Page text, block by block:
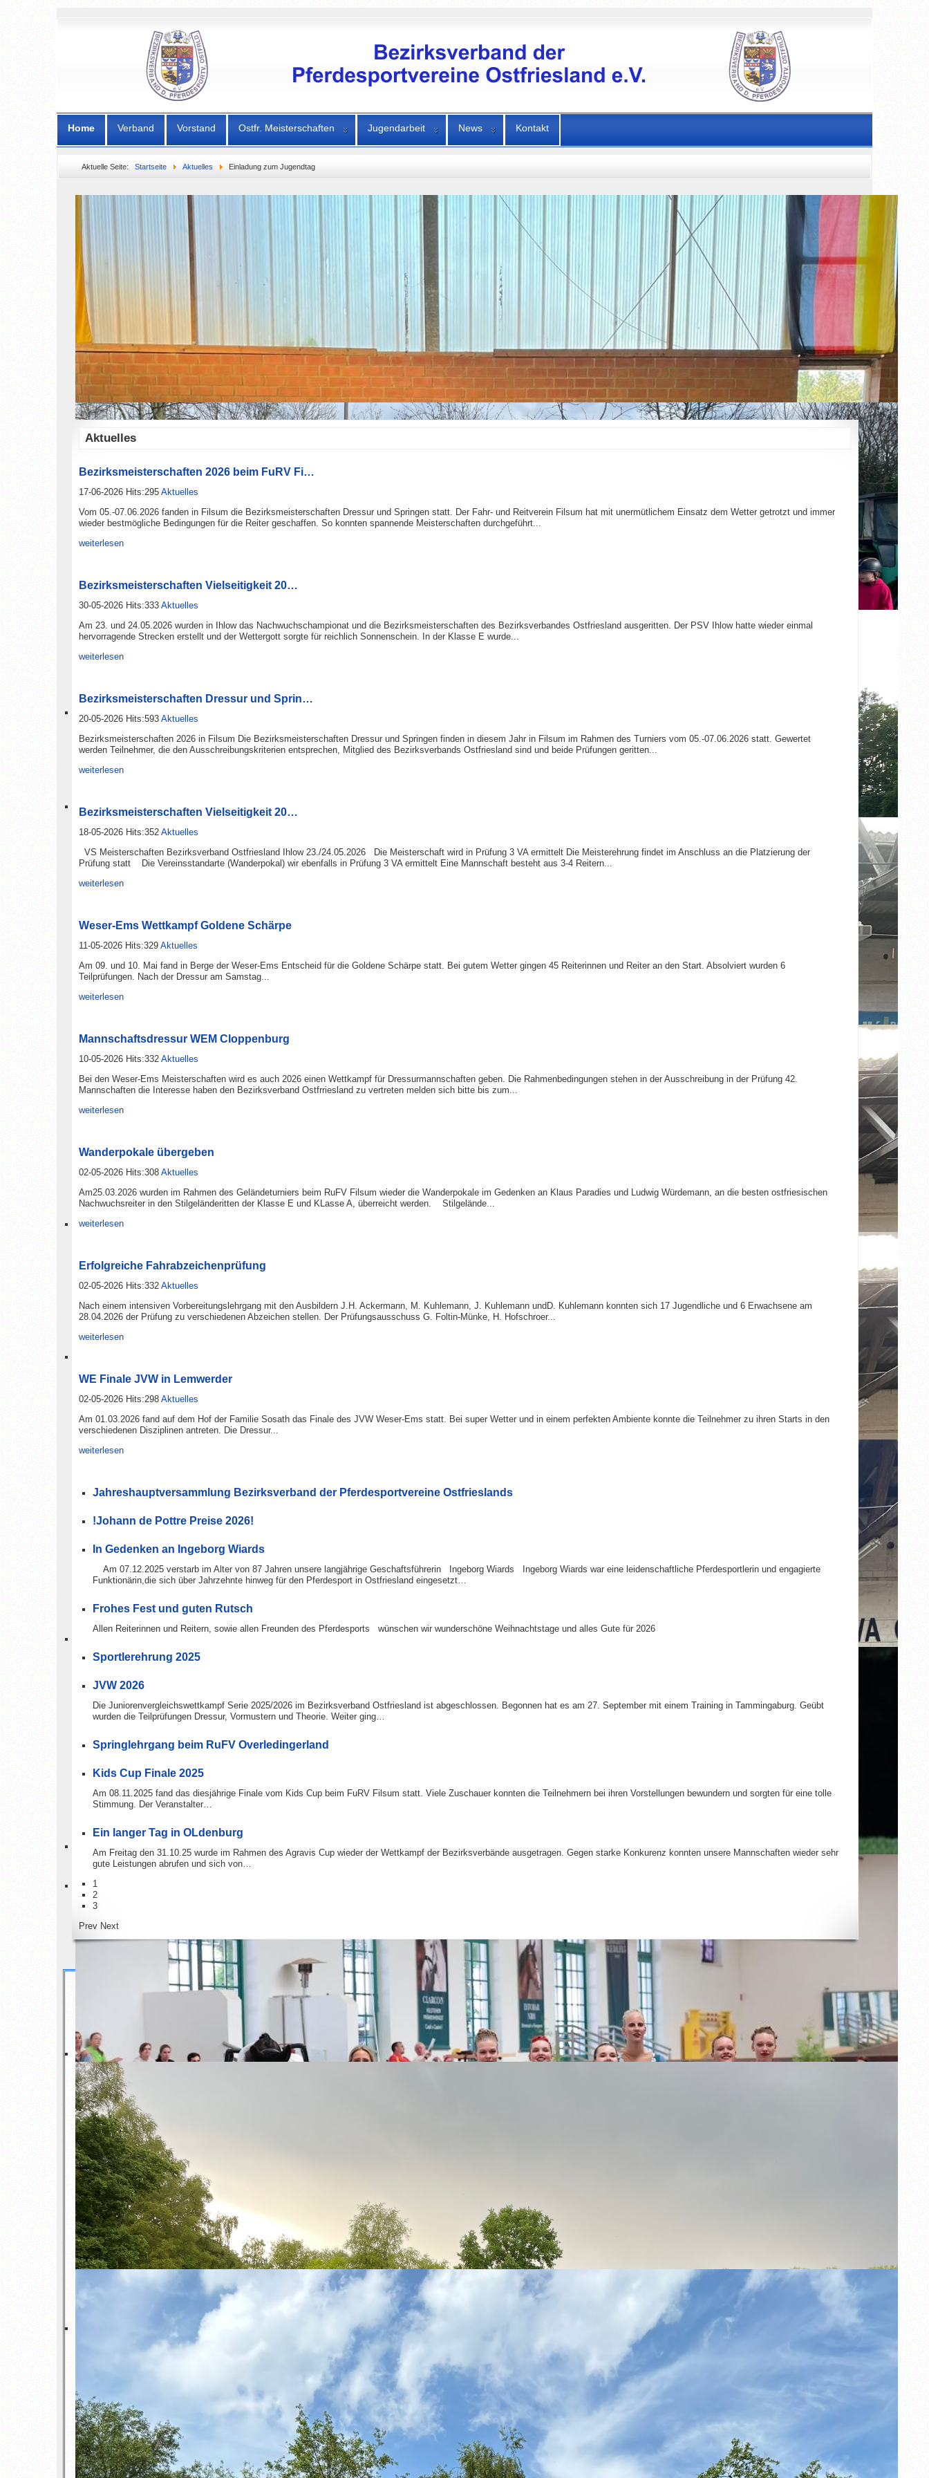
Home Verband Vorstand Ostfr. Meisterschaften Jugendarbeit News Kontakt
Aktuelle Seite:Startseite Aktuelles Einladung zum Jugendtag
Aktuelles
Bezirksmeisterschaften 2026 beim FuRV Fi…
17-06-2026 Hits:295 Aktuelles
Vom 05.-07.06.2026 fanden in Filsum die Bezirksmeisterschaften Dressur und Springen statt. Der Fahr- und Reitverein Filsum hat mit unermütlichem Einsatz dem Wetter getrotzt und immer
wieder bestmögliche Bedingungen für die Reiter geschaffen. So konnten spannende Meisterschaften durchgeführt...
weiterlesen
Bezirksmeisterschaften Vielseitigkeit 20…
30-05-2026 Hits:333 Aktuelles
Am 23. und 24.05.2026 wurden in Ihlow das Nachwuchschampionat und die Bezirksmeisterschaften des Bezirksverbandes Ostfriesland ausgeritten. Der PSV Ihlow hatte wieder einmal
hervorragende Strecken erstellt und der Wettergott sorgte für reichlich Sonnenschein. In der Klasse E wurde...
weiterlesen
Bezirksmeisterschaften Dressur und Sprin…
20-05-2026 Hits:593 Aktuelles
Bezirksmeisterschaften 2026 in Filsum Die Bezirksmeisterschaften Dressur und Springen finden in diesem Jahr in Filsum im Rahmen des Turniers vom 05.-07.06.2026 statt. Gewertet
werden Teilnehmer, die den Ausschreibungskriterien entsprechen, Mitglied des Bezirksverbands Ostfriesland sind und beide Prüfungen geritten...
weiterlesen
Bezirksmeisterschaften Vielseitigkeit 20…
18-05-2026 Hits:352 Aktuelles
VS Meisterschaften Bezirksverband Ostfriesland Ihlow 23./24.05.2026 Die Meisterschaft wird in Prüfung 3 VA ermittelt Die Meisterehrung findet im Anschluss an die Platzierung der
Prüfung statt Die Vereinsstandarte (Wanderpokal) wir ebenfalls in Prüfung 3 VA ermittelt Eine Mannschaft besteht aus 3-4 Reitern...
weiterlesen
Weser-Ems Wettkampf Goldene Schärpe
11-05-2026 Hits:329 Aktuelles
Am 09. und 10. Mai fand in Berge der Weser-Ems Entscheid für die Goldene Schärpe statt. Bei gutem Wetter gingen 45 Reiterinnen und Reiter an den Start. Absolviert wurden 6
Teilprüfungen. Nach der Dressur am Samstag...
weiterlesen
Mannschaftsdressur WEM Cloppenburg
10-05-2026 Hits:332 Aktuelles
Bei den Weser-Ems Meisterschaften wird es auch 2026 einen Wettkampf für Dressurmannschaften geben. Die Rahmenbedingungen stehen in der Ausschreibung in der Prüfung 42.
Mannschaften die Interesse haben den Bezirksverband Ostfrriesland zu vertreten melden sich bitte bis zum...
weiterlesen
Wanderpokale übergeben
02-05-2026 Hits:308 Aktuelles
Am25.03.2026 wurden im Rahmen des Geländeturniers beim RuFV Filsum wieder die Wanderpokale im Gedenken an Klaus Paradies und Ludwig Würdemann, an die besten ostfriesischen
Nachwuchsreiter in den Stilgeländeritten der Klasse E und KLasse A, überreicht werden. Stilgelände...
weiterlesen
Erfolgreiche Fahrabzeichenprüfung
02-05-2026 Hits:332 Aktuelles
Nach einem intensiven Vorbereitungslehrgang mit den Ausbildern J.H. Ackermann, M. Kuhlemann, J. Kuhlemann undD. Kuhlemann konnten sich 17 Jugendliche und 6 Erwachsene am
28.04.2026 der Prüfung zu verschiedenen Abzeichen stellen. Der Prüfungsausschuss G. Foltin-Münke, H. Hofschroer...
weiterlesen
WE Finale JVW in Lemwerder
02-05-2026 Hits:298 Aktuelles
Am 01.03.2026 fand auf dem Hof der Familie Sosath das Finale des JVW Weser-Ems statt. Bei super Wetter und in einem perfekten Ambiente konnte die Teilnehmer zu ihren Starts in den
verschiedenen Disziplinen antreten. Die Dressur...
weiterlesen
Jahreshauptversammlung Bezirksverband der Pferdesportvereine Ostfrieslands
!Johann de Pottre Preise 2026!
In Gedenken an Ingeborg Wiards
Am 07.12.2025 verstarb im Alter von 87 Jahren unsere langjährige Geschaftsführerin Ingeborg Wiards Ingeborg Wiards war eine leidenschaftliche Pferdesportlerin und engagierte
Funktionärin,die sich über Jahrzehnte hinweg für den Pferdesport in Ostfriesland eingesetzt…
Frohes Fest und guten Rutsch
Allen Reiterinnen und Reitern, sowie allen Freunden des Pferdesports wünschen wir wunderschöne Weihnachtstage und alles Gute für 2026
Sportlerehrung 2025
JVW 2026
Die Juniorenvergleichswettkampf Serie 2025/2026 im Bezirksverband Ostfriesland ist abgeschlossen. Begonnen hat es am 27. September mit einem Training in Tammingaburg. Geübt
wurden die Teilprüfungen Dressur, Vormustern und Theorie. Weiter ging…
Springlehrgang beim RuFV Overledingerland
Kids Cup Finale 2025
Am 08.11.2025 fand das diesjährige Finale vom Kids Cup beim FuRV Filsum statt. Viele Zuschauer konnten die Teilnehmern bei ihren Vorstellungen bewundern und sorgten für eine tolle
Stimmung. Der Veranstalter…
Ein langer Tag in OLdenburg
Am Freitag den 31.10.25 wurde im Rahmen des Agravis Cup wieder der Wettkampf der Bezirksverbände ausgetragen. Gegen starke Konkurenz konnten unsere Mannschaften wieder sehr
gute Leistungen abrufen und sich von…
1
2
3
Prev Next
Dienstag, 08 Oktober 2024 17:11
Einladung zum Jugendtag
Written by
font size decrease font size
increase font size
Print
Email
Rate this item
1
2
3
4
5
(0 votes)